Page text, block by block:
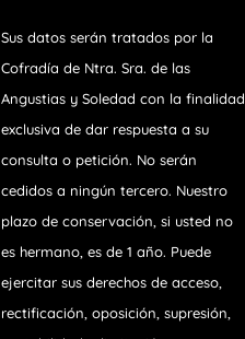
Sus datos serán tratados por la
Cofradía de Ntra. Sra. de las
Angustias y Soledad con la finalidad
exclusiva de dar respuesta a su
consulta o petición. No serán
cedidos a ningún tercero. Nuestro
plazo de conservación, si usted no
es hermano, es de 1 año. Puede
ejercitar sus derechos de acceso,
rectificación, oposición, supresión,